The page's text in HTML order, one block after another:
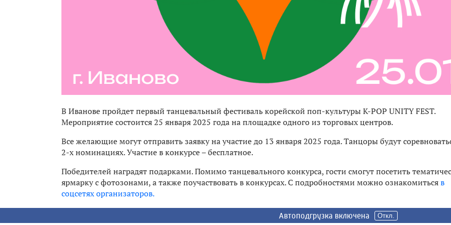
В Иванове пройдет первый танцевальный фестиваль корейской поп-культуры K-POP UNITY FEST.
Мероприятие состоится 25 января 2025 года на площадке одного из торговых центров.
Все желающие могут отправить заявку на участие до 13 января 2025 года. Танцоры будут
2-х номинациях. Участие в конкурсе – бесплатное.
Победителей наградят подарками. Помимо танцевального конкурса, гости смогут посетить
ярмарку с фотозонами, а также поучаствовать в конкурсах. С подробностями можно ознакомитьсяв
соцсетях организаторов.
Автоподгрузка включена Откл.
Автоподгрузка включена Откл.